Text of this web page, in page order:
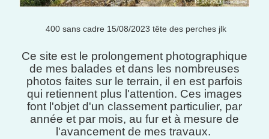
400 sans cadre 15/08/2023 tête des perches jlk
Ce site est le prolongement photographique
de mes balades et dans les nombreuses
photos faites sur le terrain, il en est parfois
qui retiennent plus l'attention. Ces images
font l'objet d'un classement particulier, par
année et par mois, au fur et à mesure de
l'avancement de mes travaux.